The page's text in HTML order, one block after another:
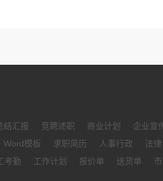
结汇报 竞聘述职 商业计划
企业宣
Word模板 求职简历 人事行政
法
考勤 工作计划 报价单 送货单